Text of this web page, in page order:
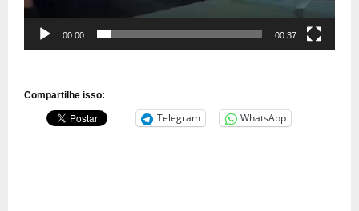
00:00 00:37
Compartilhe isso:
Telegram WhatsApp